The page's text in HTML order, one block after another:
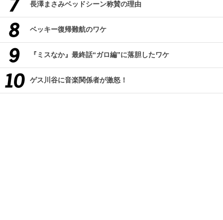
長澤まさみベッドシーン称賛の理由
ベッキー復帰難航のワケ
『ミスなか』最終話“ガロ編”に落胆したワケ
ゲス川谷に音楽関係者が激怒！